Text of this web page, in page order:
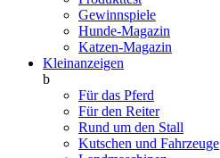
Gewinnspiele
Hunde-Magazin
Katzen-Magazin
Kleinanzeigen
b
Für das Pferd
Für den Reiter
Rund um den Stall
Kutschen und Fahrzeuge